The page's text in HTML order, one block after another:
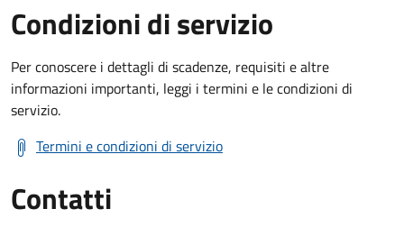
Condizioni di servizio
Per conoscere i dettagli di scadenze, requisiti e altre
informazioni importanti, leggi i termini e le condizioni di
servizio.
Termini e condizioni di servizio
Contatti